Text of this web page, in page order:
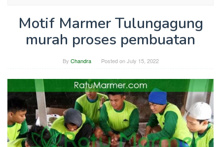
Motif Marmer Tulungagung
murah proses pembuatan
By Chandra Posted onJuly 15, 2022